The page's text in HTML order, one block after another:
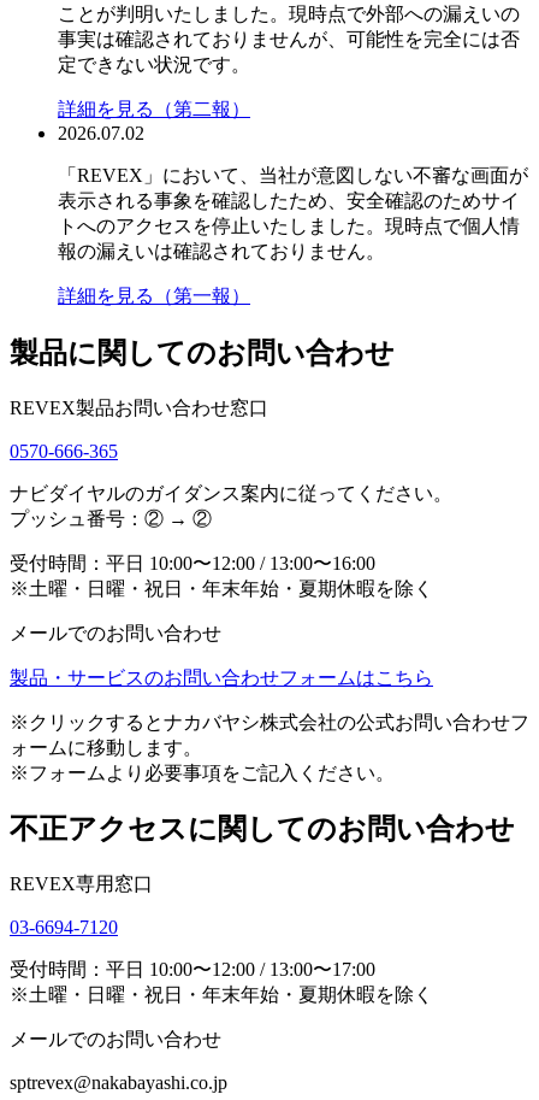
ことが判明いたしました。現時点で外部への漏えいの
事実は確認されておりませんが、可能性を完全には否
定できない状況です。
詳細を見る（第二報）
2026.07.02
「REVEX」において、当社が意図しない不審な画面が
表示される事象を確認したため、安全確認のためサイ
トへのアクセスを停止いたしました。現時点で個人情
報の漏えいは確認されておりません。
詳細を見る（第一報）
製品に関してのお問い合わせ
REVEX製品お問い合わせ窓口
0570-666-365
ナビダイヤルのガイダンス案内に従ってください。
プッシュ番号：② → ②
受付時間：平日 10:00〜12:00 / 13:00〜16:00
※土曜・日曜・祝日・年末年始・夏期休暇を除く
メールでのお問い合わせ
製品・サービスのお問い合わせフォームはこちら
※クリックするとナカバヤシ株式会社の公式お問い合わせフ
ォームに移動します。
※フォームより必要事項をご記入ください。
不正アクセスに関してのお問い合わせ
REVEX専用窓口
03-6694-7120
受付時間：平日 10:00〜12:00 / 13:00〜17:00
※土曜・日曜・祝日・年末年始・夏期休暇を除く
メールでのお問い合わせ
sptrevex@nakabayashi.co.jp